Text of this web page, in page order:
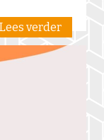
Lees verder